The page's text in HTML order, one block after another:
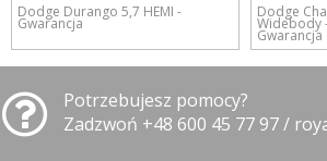
Dodge Durango 5,7 HEMI -
Gwarancja
Dodge
Widebody
Gwarancja
Potrzebujesz pomocy?
Zadzwoń +48 600 45 77 97 /